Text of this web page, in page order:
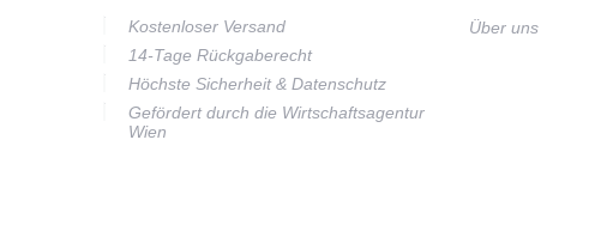
Kostenloser Versand
14-Tage Rückgaberecht
Höchste Sicherheit & Datenschutz
Gefördert durch die Wirtschaftsagentur
Wien
Über uns